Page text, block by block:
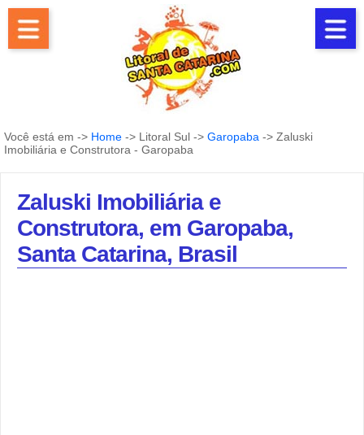
Você está em -> Home -> Litoral Sul -> Garopaba -> Zaluski
Imobiliária e Construtora - Garopaba
Zaluski Imobiliária e
Construtora, em Garopaba,
Santa Catarina, Brasil